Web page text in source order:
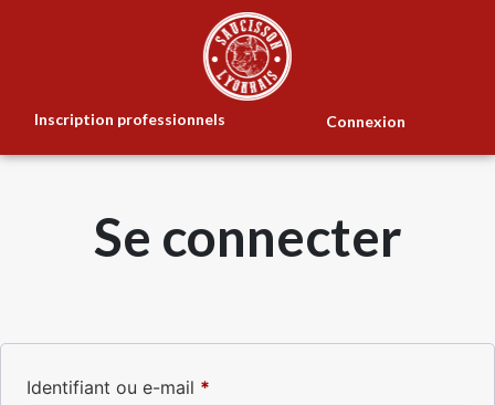
Inscription professionnels Connexion
Se connecter
Identifiant ou e-mail *